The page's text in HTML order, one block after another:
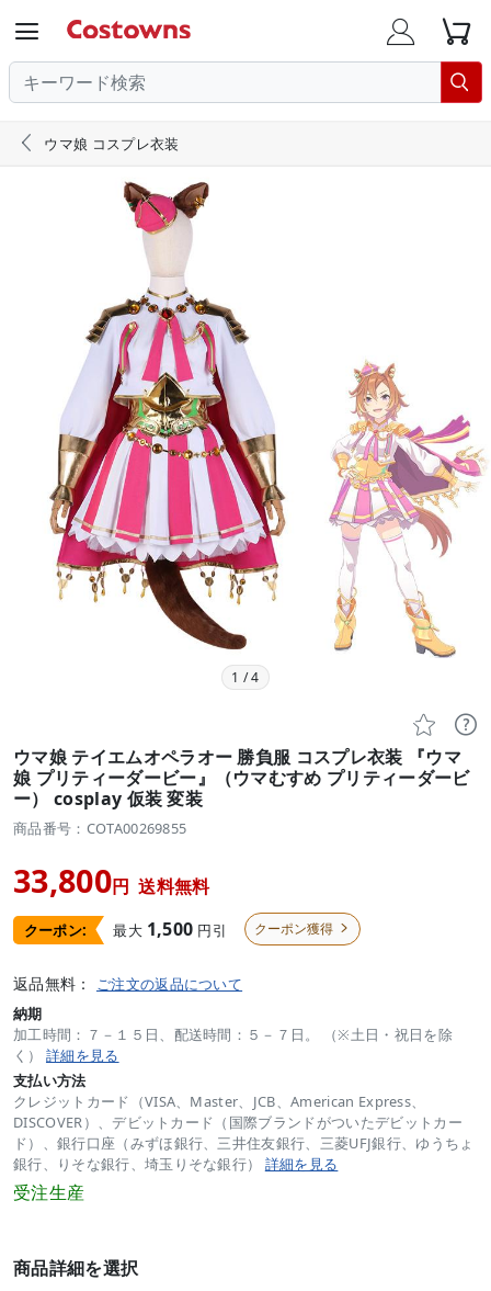
  

 ウマ娘 コスプレ衣装
1 /4
 
ウマ娘 テイエムオペラオー 勝負服 コスプレ衣装 『ウマ
娘 プリティーダービー』（ウマむすめ プリティーダービ
ー） cosplay 仮装 変装
商品番号：COTA00269855
33,800円 送料無料
クーポン: 最大 1,500 円引 クーポン獲得 
返品無料： ご注文の返品について
納期
加工時間：７－１５日、配送時間：５－７日。 （※土日・祝日を除
く） 詳細を見る
支払い方法
クレジットカード（VISA、Master、JCB、American Express、
DISCOVER）、デビットカード（国際ブランドがついたデビットカー
ド）、銀行口座（みずほ銀行、三井住友銀行、三菱UFJ銀行、ゆうちょ
銀行、りそな銀行、埼玉りそな銀行） 詳細を見る
受注生産
商品詳細を選択